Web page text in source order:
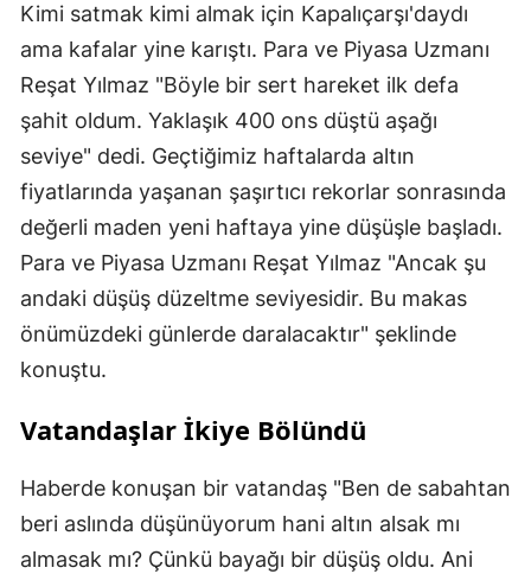
Kimi satmak kimi almak için Kapalıçarşı'daydı
ama kafalar yine karıştı. Para ve Piyasa Uzmanı
Reşat Yılmaz "Böyle bir sert hareket ilk defa
şahit oldum. Yaklaşık 400 ons düştü aşağı
seviye" dedi. Geçtiğimiz haftalarda altın
fiyatlarında yaşanan şaşırtıcı rekorlar sonrasında
değerli maden yeni haftaya yine düşüşle başladı.
Para ve Piyasa Uzmanı Reşat Yılmaz "Ancak şu
andaki düşüş düzeltme seviyesidir. Bu makas
önümüzdeki günlerde daralacaktır" şeklinde
konuştu.
Vatandaşlar İkiye Bölündü
Haberde konuşan bir vatandaş "Ben de sabahtan
beri aslında düşünüyorum hani altın alsak mı
almasak mı? Çünkü bayağı bir düşüş oldu. Ani